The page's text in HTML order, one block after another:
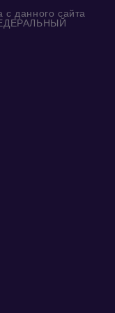
данного сайта